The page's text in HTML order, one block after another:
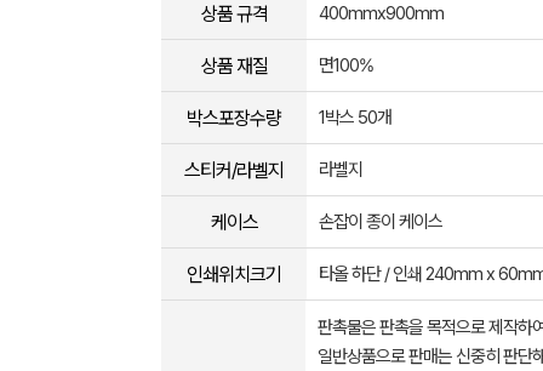
상품 규격 400mmx900mm
상품 재질 면100%
박스포장수량 1박스 50개
스티커/라벨지 라벨지
케이스 손잡이 종이 케이스
인쇄위치크기 타올 하단 / 인쇄 240mm x
판촉물은 판촉을 목적으로 제작하
일반상품으로 판매는 신중히 판단